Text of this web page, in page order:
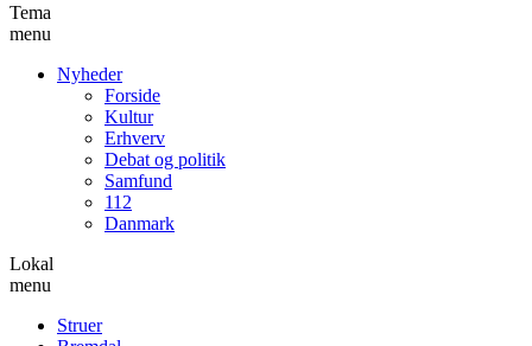
Tema
menu
Nyheder
Forside
Kultur
Erhverv
Debat og politik
Samfund
112
Danmark
Lokal
menu
Struer